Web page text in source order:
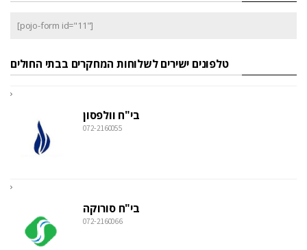
[pojo-form id="11"]
טלפונים ישירים לשלוחות המחקרים בבתי החולים
בי"ח וולפסון
072-2160055
בי"ח סורוקה
072-2160066